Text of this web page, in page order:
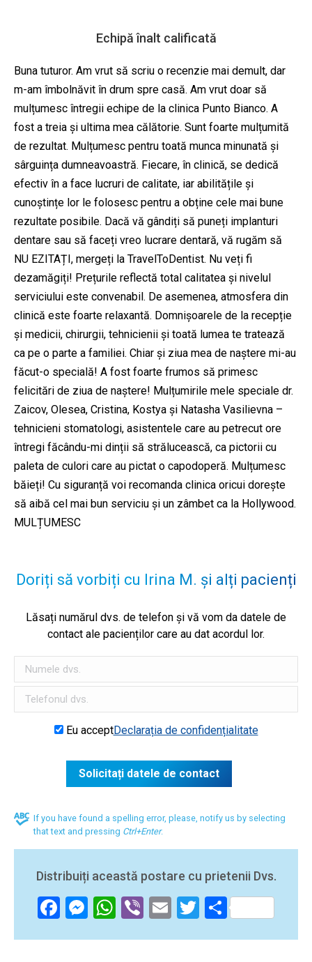
Echipă înalt calificată
Buna tuturor. Am vrut să scriu o recenzie mai demult, dar
m-am îmbolnăvit în drum spre casă. Am vrut doar să
mulțumesc întregii echipe de la clinica Punto Bianco. A
fost a treia și ultima mea călătorie. Sunt foarte mulțumită
de rezultat. Mulțumesc pentru toată munca minunată și
sârguința dumneavoastră. Fiecare, în clinică, se dedică
efectiv în a face lucruri de calitate, iar abilitățile și
cunoștințe lor le folosesc pentru a obține cele mai bune
rezultate posibile. Dacă vă gândiți să puneți implanturi
dentare sau să faceți vreo lucrare dentară, vă rugăm să
NU EZITAȚI, mergeți la TravelToDentist. Nu veți fi
dezamăgiți! Prețurile reflectă total calitatea și nivelul
serviciului este convenabil. De asemenea, atmosfera din
clinică este foarte relaxantă. Domnișoarele de la recepție
și medicii, chirurgii, tehnicienii și toată lumea te tratează
ca pe o parte a familiei. Chiar și ziua mea de naștere mi-au
făcut-o specială! A fost foarte frumos să primesc
felicitări de ziua de naștere! Mulțumirile mele speciale dr.
Zaicov, Olesea, Cristina, Kostya și Natasha Vasilievna –
tehnicieni stomatologi, asistentele care au petrecut ore
întregi făcându-mi dinții să strălucească, ca pictorii cu
paleta de culori care au pictat o capodoperă. Mulțumesc
băieți! Cu siguranță voi recomanda clinica oricui dorește
să aibă cel mai bun serviciu și un zâmbet ca la Hollywood.
MULȚUMESC
Doriți să vorbiți cu Irina M. și alți pacienți
Lăsați numărul dvs. de telefon și vă vom da datele de
contact ale pacienților care au dat acordul lor.
Eu acceptDeclarația de confidențialitate
If you have found a spelling error, please, notify us by selecting
that text and pressing Ctrl+Enter.
Distribuiți această postare cu prietenii Dvs.
Facebook
Messenger
WhatsApp
ViberEmailTwitter